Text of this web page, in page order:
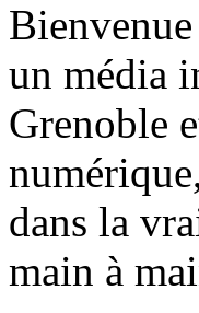
un média
Grenoble
dans la
main à